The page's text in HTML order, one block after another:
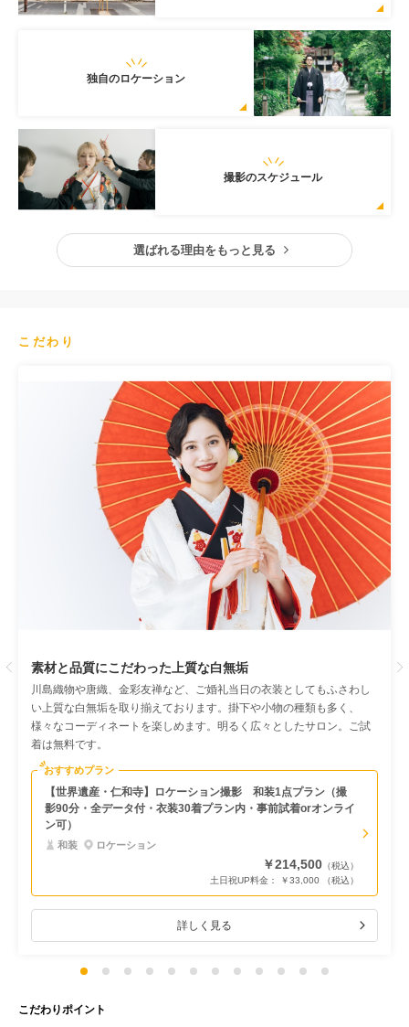
独自のロケーション
撮影のスケジュール
選ばれる理由をもっと見る
こだわり
Previous
素材と品質にこだわった上質な白無垢
川島織物や唐織、金彩友禅など、ご婚礼当日の衣装としてもふさわし
い上質な白無垢を取り揃えております。掛下や小物の種類も多く、
様々なコーディネートを楽しめます。明るく広々としたサロン。ご試
着は無料です。
おすすめプラン
【世界遺産・仁和寺】ロケーション撮影 和装1点プラン（撮
影90分・全データ付・衣装30着プラン内・事前試着orオンライ
ン可）
和装 ロケーション
￥214,500 （税込）
土日祝UP料金： ￥33,000 （税込）
詳しく見る
こだわりポイント